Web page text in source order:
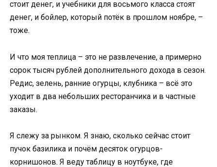
стоит денег, и учебники для восьмого класса стоят
денег, и бойлер, который потёк в прошлом ноябре, –
тоже.
И что моя теплица – это не развлечение, а примерно
сорок тысяч рублей дополнительного дохода в сезон.
Редис, зелень, ранние огурцы, клубника – всё это
уходит в два небольших ресторанчика и в частные
заказы.
Я слежу за рынком. Я знаю, сколько сейчас стоит
пучок базилика и почём десяток огурцов-
корнишонов. Я веду таблицу в ноутбуке, где